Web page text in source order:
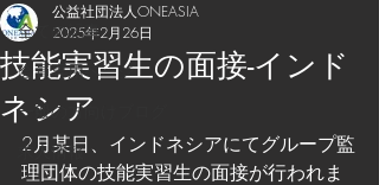
全ての記事
会員専用ページ
一般の方向けブログ
求人情報
技能実習生の面接-インド
ネシア
公益社団法人ONEASIA
2025年2月26日
2月某日、インドネシアにてグループ監
理団体の技能実習生の面接が行われま